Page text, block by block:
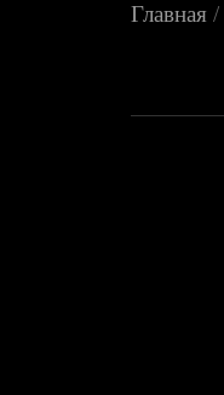
Главная/